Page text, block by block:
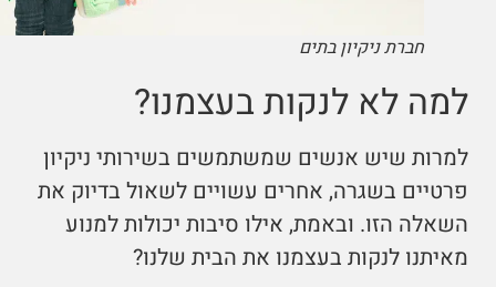
חברת ניקיון בתים
למה לא לנקות בעצמנו?
למרות שיש אנשים שמשתמשים בשירותי ניקיון
פרטיים בשגרה, אחרים עשויים לשאול בדיוק את
השאלה הזו. ובאמת, אילו סיבות יכולות למנוע
מאיתנו לנקות בעצמנו את הבית שלנו?